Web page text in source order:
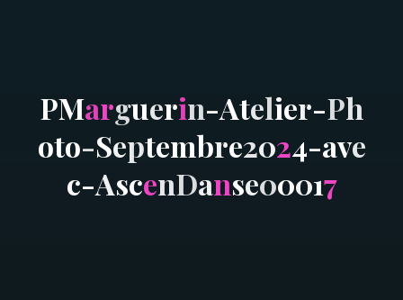
PMarguerin-Atelier-Ph
oto-Septembre2024-ave
c-AscenDanse00017